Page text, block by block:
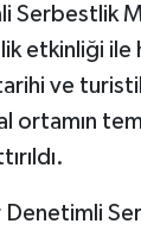
Serbestlik
etkinliği ile
ve turistik
ortamın